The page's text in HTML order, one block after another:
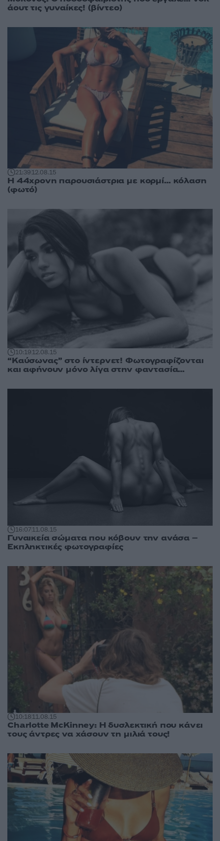
άουτ τις γυναίκες! (βίντεο)
21:3912.08.15
Η 44χρονη παρουσιάστρια με κορμί… κόλαση
(φωτό)
10:1912.08.15
“Καύσωνας” στο ίντερνετ! Φωτογραφίζονται
και αφήνουν μόνο λίγα στην φαντασία…
16:0711.08.15
Γυναικεία σώματα που κόβουν την ανάσα –
Εκπληκτικές φωτογραφίες
10:1811.08.15
Charlotte McKinney: Η δυσλεκτική που κάνει
τους άντρες να χάσουν τη μιλιά τους!